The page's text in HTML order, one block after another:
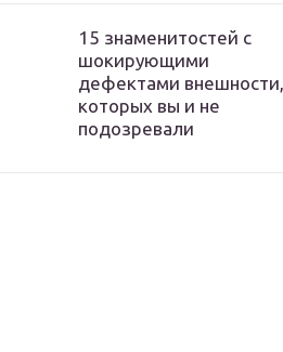
15 знаменитостей с
шокирующими
дефектами
которых вы и не
подозревали